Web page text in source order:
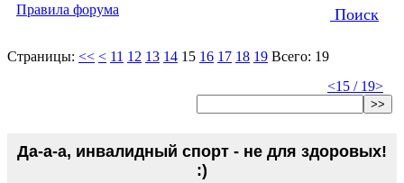
Правила форума Поиск
Страницы: << < 11 12 13 14 15 16 17 18 19 Всего: 19
<15 / 19>
>>
Да-а-а, инвалидный спорт - не для здоровых!
:)